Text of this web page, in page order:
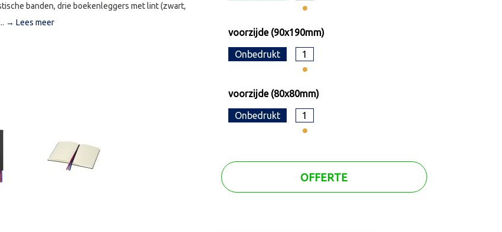
voorzijde (90x190mm)
Onbedrukt 1
voorzijde (80x80mm)
Onbedrukt 1
OFFERTE
banden, drie boekenleggers met lint (zwart,
→ Lees meer